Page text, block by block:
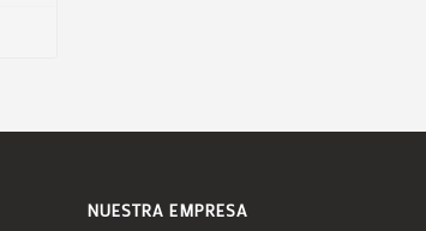
NUESTRA EMPRESA